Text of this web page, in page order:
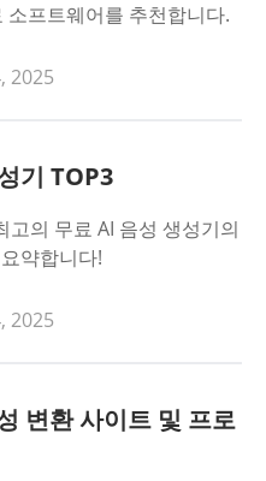
소프트웨어를 추천합니다.
2025
기 TOP3
약합니다!
2025
변환 사이트 및 프로